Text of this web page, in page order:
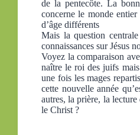
de la pentecôte. La
concerne le monde
d’âge différents
Mais la question
connaissances sur Jésus
Voyez la comparaison
naître le roi des juifs
une fois les mages
cette nouvelle année
autres, la prière, la
le Christ ?